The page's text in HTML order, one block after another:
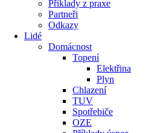
Příklady z praxe
Partneři
Odkazy
Lidé
Domácnost
Topení
Elektřina
Plyn
Chlazení
TUV
Spotřebiče
OZE